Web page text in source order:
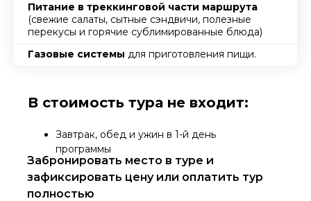
Питание в треккинговой части маршрута
(свежие салаты, сытные сэндвичи, полезные
перекусы и горячие сублимированные блюда)
Газовые системы для приготовления пищи.
В стоимость тура не входит:
Завтрак, обед и ужин в 1-й день
программы
Личное снаряжение и одежда по списку
Забронировать место в туре и
зафиксировать цену или оплатить тур
полностью